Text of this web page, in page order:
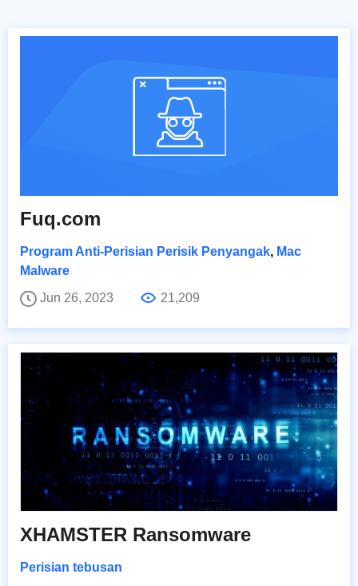
Fuq.com
Program Anti-Perisian Perisik Penyangak, Mac
Malware
Jun 26, 2023
21,209
XHAMSTER Ransomware
Perisian tebusan